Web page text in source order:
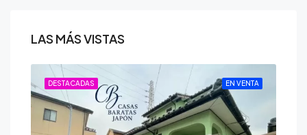
LAS MÁS VISTAS
EN VENTA
DESTACADAS